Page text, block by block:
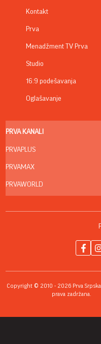
Kontakt
Prva
Menadžment TV Prva
Studio
16:9 podešavanja
Oglašavanje
PRVA KANALI
PRVAPLUS
PRVAMAX
PRVAWORLD
Copyright © 2010 - 2026 Prva Srpska
prava zadržana.